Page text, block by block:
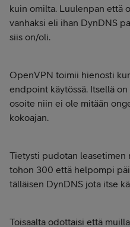
kuin omilta. Luulenpan että
vanhaksi eli ihan DynDNS
siis on/oli.
OpenVPN toimii hienosti
endpoint käytössä. Itsellä
osoite niin ei ole mitään
kokoajan.
Tietysti pudotan leasetimen
tohon 300 että helpompi
tälläisen DynDNS jota itse
Toisaalta odottaisi että